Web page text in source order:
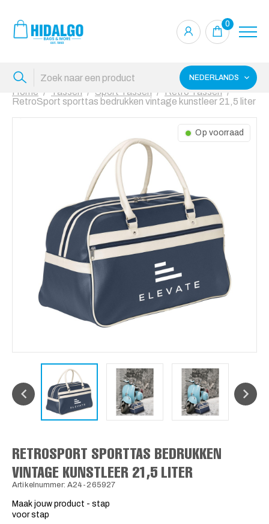
0
NEDERLANDS
Home Tassen Sport Tassen
Retro Tassen
RetroSport sporttas bedrukken vintage kunstleer 21,5 liter
Op voorraad
RETROSPORT SPORTTAS BEDRUKKEN
VINTAGE KUNSTLEER 21,5 LITER
Artikelnummer: A24-265927
Maak jouw product - stap
voor stap